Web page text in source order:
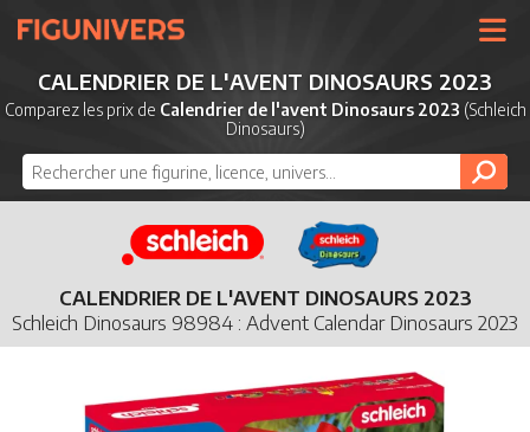
UNIVERS
LICENCES
MARQUES
NOUVEAUTÉS
DERNIERS AJOUTS
CALENDRIER DE L'AVENT DINOSAURS 2023
Comparez les prix de Calendrier de l'avent Dinosaurs 2023 (Schleich
Dinosaurs)
CALENDRIER DE L'AVENT DINOSAURS 2023
Schleich Dinosaurs 98984 : Advent Calendar Dinosaurs 2023